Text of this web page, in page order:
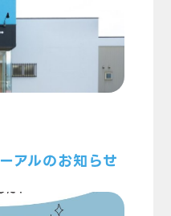
アルのお知らせ